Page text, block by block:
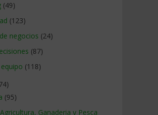
(49)
(123)
negocios (24)
(87)
(118)
(95)
Ganaderia y Pesca